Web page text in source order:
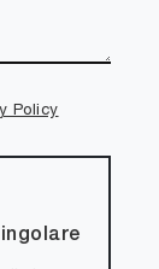
Policy